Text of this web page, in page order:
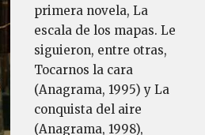
primera novela, La
escala de los mapas. Le
siguieron, entre otras,
Tocarnos la cara
(Anagrama, 1995) y La
conquista del aire
(Anagrama, 1998),